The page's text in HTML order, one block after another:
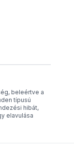
beleértve a
típusú
hibát,
elavulása